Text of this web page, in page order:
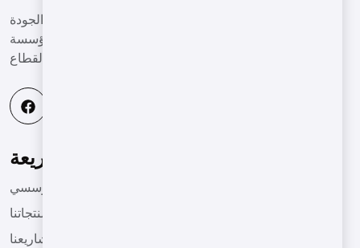
نساعد عملائنا في قطاع الآلات على تقديم أعمال عالية الجودة
وذات كفاءة عالية في بيئة تنافسية عالمية، وأن نكون مؤسسة
قائمة سريعة
مؤسسي
منتجاتنا
مشاريعنا